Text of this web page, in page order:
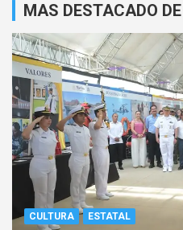
MAS DESTACADO
CULTURA ESTATAL